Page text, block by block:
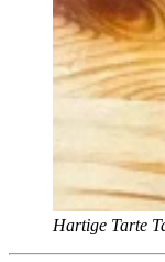
Hartige Tarte